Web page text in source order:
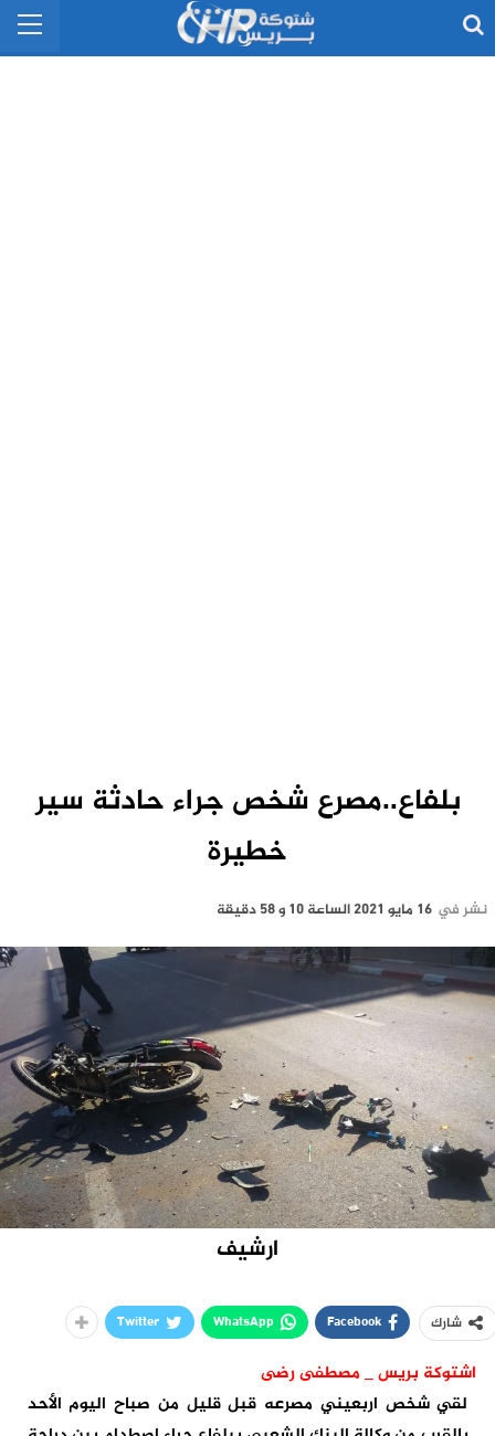
بلفاع..مصرع شخص جراء حادثة سير
خطيرة
نشر في 16 مايو 2021 الساعة 10 و 58 دقيقة
ارشيف
شارك Facebook
WhatsApp
Twitter
اشتوكة بريس _ مصطفى رضى
لقي شخص اربعيني مصرعه قبل قليل من صباح اليوم الأحد